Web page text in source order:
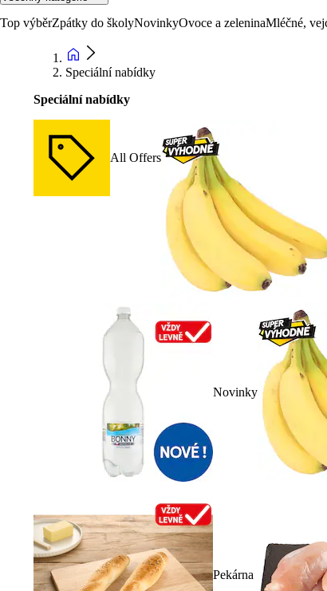
Top výběrZpátky do školyNovinkyOvoce a zeleninaMléčné,
Speciální nabídky
Speciální nabídky
All Offers
Novinky
Pekárna